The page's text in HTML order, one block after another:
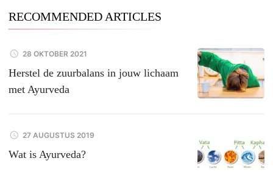
RECOMMENDED ARTICLES
28 OKTOBER 2021
Herstel de zuurbalans in jouw lichaam
met Ayurveda
27 AUGUSTUS 2019
Wat is Ayurveda?